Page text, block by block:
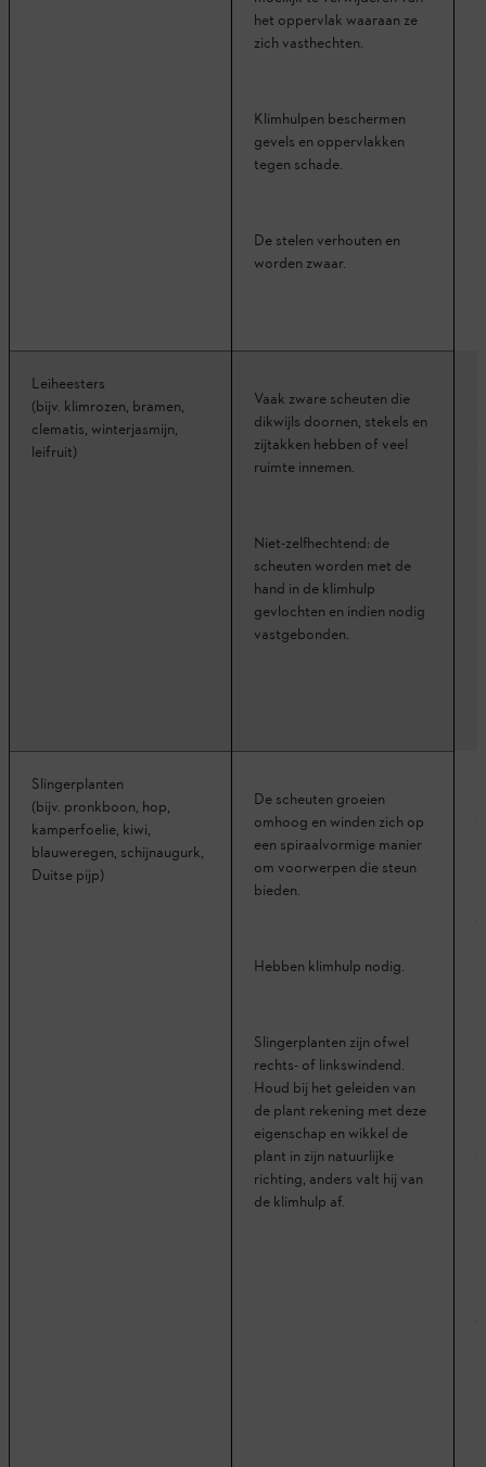
het oppervlak waaraan ze
zich vasthechten.
Klimhulpen beschermen
gevels en oppervlakken
tegen schade.
De stelen verhouten en
worden zwaar.
Leiheesters
(bijv. klimrozen, bramen,
clematis, winterjasmijn,
leifruit)
Vaak zware scheuten die
dikwijls doornen, stekels en
zijtakken hebben of veel
ruimte innemen.
Niet-zelfhechtend: de
scheuten worden met de
hand in de klimhulp
gevlochten en indien nodig
vastgebonden.
Slingerplanten
(bijv. pronkboon, hop,
kamperfoelie, kiwi,
blauweregen, schijnaugurk,
Duitse pijp)
De scheuten groeien
omhoog en winden zich op
een spiraalvormige manier
om voorwerpen die steun
bieden.
Hebben klimhulp nodig.
Slingerplanten zijn ofwel
rechts- of linkswindend.
Houd bij het geleiden van
de plant rekening met deze
eigenschap en wikkel de
plant in zijn natuurlijke
richting, anders valt hij van
de klimhulp af.